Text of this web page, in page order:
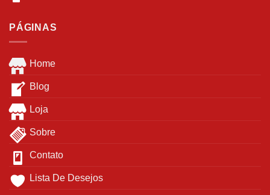
PÁGINAS
Home
Blog
Loja
Sobre
Contato
Lista De Desejos